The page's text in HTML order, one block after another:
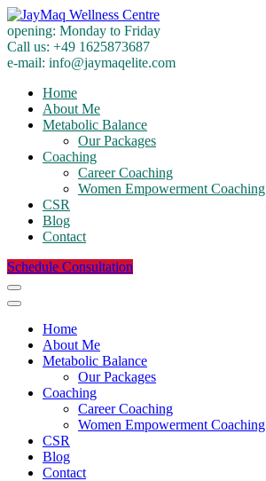
opening: Monday to Friday
Call us: +49 1625873687
e-mail: info@jaymaqelite.com
Home
About Me
Metabolic Balance
Our Packages
Coaching
Career Coaching
Women Empowerment Coaching
CSR
Blog
Contact
Schedule Consultation
Home
About Me
Metabolic Balance
Our Packages
Coaching
Career Coaching
Women Empowerment Coaching
CSR
Blog
Contact